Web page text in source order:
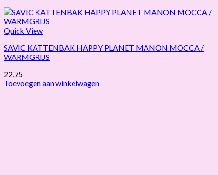
Quick View
SAVIC KATTENBAK HAPPY PLANET MANON MOCCA /
WARMGRIJS
22,75
Toevoegen aan winkelwagen